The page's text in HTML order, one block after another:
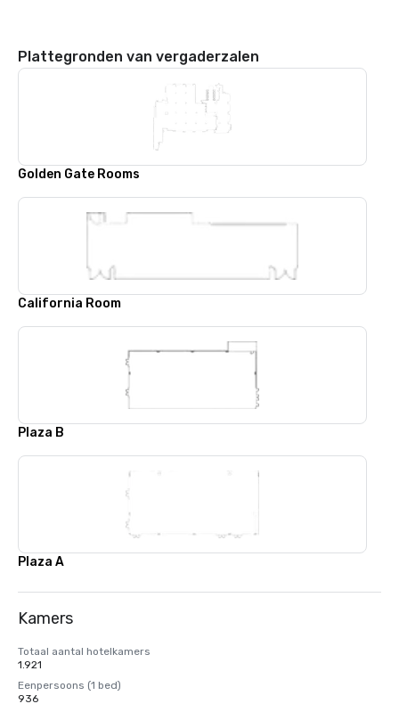
Plattegronden van vergaderzalen
Golden Gate Rooms
California Room
Plaza B
Plaza A
Kamers
Totaal aantal hotelkamers
1.921
Eenpersoons (1 bed)
936